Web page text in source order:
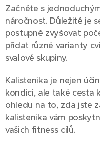
Začněte s
náročnost. Důležité je
postupně zvyšovat
přidat různé varianty
svalové skupiny.
Kalistenika je nejen
kondici, ale také cesta
ohledu na to, zda jste
kalistenika vám
vašich fitness cílů.